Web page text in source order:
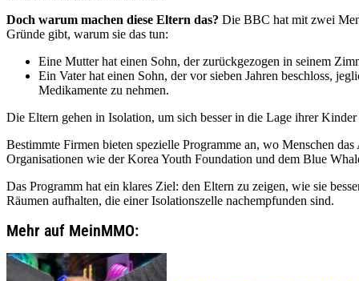
Doch warum machen diese Eltern das? Die BBC hat mit zwei
Gründe gibt, warum sie das tun:
Eine Mutter hat einen Sohn, der zurückgezogen in seinem
Ein Vater hat einen Sohn, der vor sieben Jahren beschloss,
Medikamente zu nehmen.
Die Eltern gehen in Isolation, um sich besser in die Lage ihrer
Bestimmte Firmen bieten spezielle Programme an, wo Menschen
Organisationen wie der Korea Youth Foundation und dem Blue
Das Programm hat ein klares Ziel: den Eltern zu zeigen, wie sie
Räumen aufhalten, die einer Isolationszelle nachempfunden sind.
Mehr auf MeinMMO: